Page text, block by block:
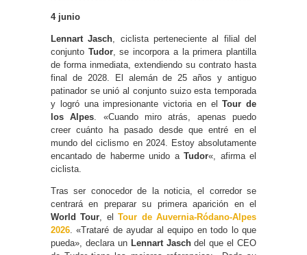
4 junio
Lennart Jasch, ciclista perteneciente al filial del
conjunto Tudor, se incorpora a la primera plantilla
de forma inmediata, extendiendo su contrato hasta
final de 2028. El alemán de 25 años y antiguo
patinador se unió al conjunto suizo esta temporada
y logró una impresionante victoria en elTour de
los Alpes. «Cuando miro atrás, apenas puedo
creer cuánto ha pasado desde que entré en el
mundo del ciclismo en 2024. Estoy absolutamente
encantado de haberme unido aTudor«, afirma el
ciclista.
Tras ser conocedor de la noticia, el corredor se
centrará en preparar su primera aparición en el
World Tour, elTour de Auvernia-Ródano-Alpes
2026. «Trataré de ayudar al equipo en todo lo que
pueda», declara un Lennart Jaschdel que el CEO